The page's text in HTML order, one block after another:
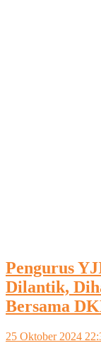
Pengurus
Dilantik,
Bersama
25 Oktober 2024